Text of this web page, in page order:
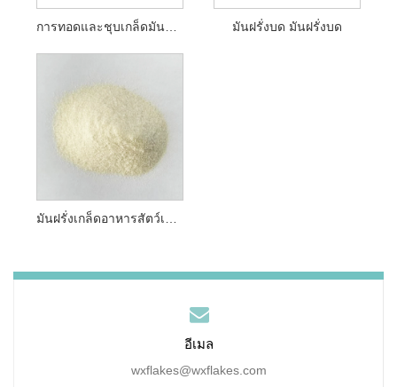
การทอดและชุบเกล็ดมันฝรั่ง มันฝรั่งบด มันฝรั่งบด
อีเมล
wxflakes@wxflakes.com